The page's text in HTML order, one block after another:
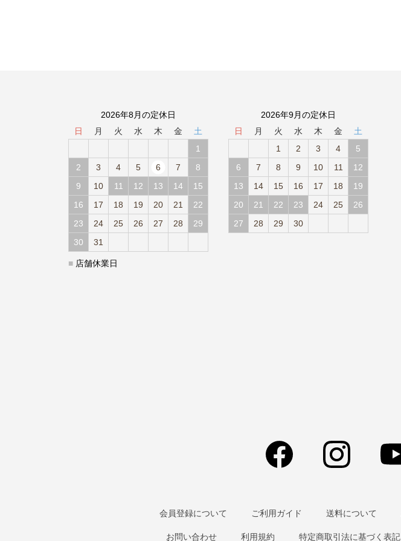
2026年8月の定休日
日
月 火 水 木 金
土
1
2
3 4 5 6 7
8
9
10 11 12 13 14
15
16
17 18 19 20 21
22
23
24 25 26 27 28
29
30
31
2026年9月の定休日
日
月 火 水 木 金
土
1
2 3 4
5
6
7 8 9 10 11
12
13
14 15 16 17 18
19
20
21 22 23 24 25
26
27
28 29 30
■ 店舗休業日
会員登録について ご利用ガイド 送料について
お問い合わせ 利用規約 特定商取引法に基づく表記